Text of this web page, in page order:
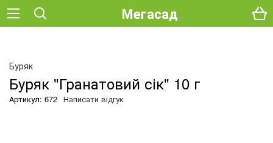
Мегасад
Буряк
Буряк "Гранатовий сік" 10 г
Артикул: 672 Написати відгук